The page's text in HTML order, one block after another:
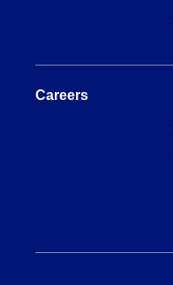
Careers